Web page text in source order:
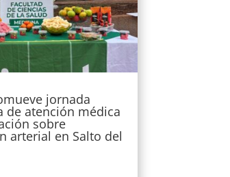
jornada
de atención médica
sobre
arterial en Salto del